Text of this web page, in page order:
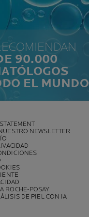
90.000
EL MUNDO
NEWSLETTER
ROCHE-POSAY
DE PIEL CON IA